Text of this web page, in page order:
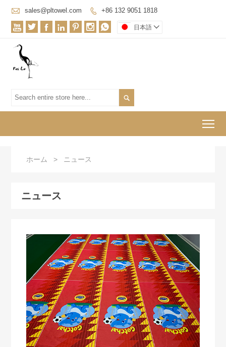
 sales@pltowel.com  +86 132 9051 1818
       日本語 

ホーム > ニュース
ニュース